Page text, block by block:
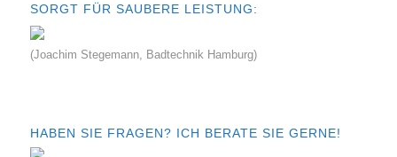
SORGT FÜR SAUBERE LEISTUNG:
(Joachim Stegemann, Badtechnik Hamburg)
HABEN SIE FRAGEN? ICH BERATE SIE GERNE!